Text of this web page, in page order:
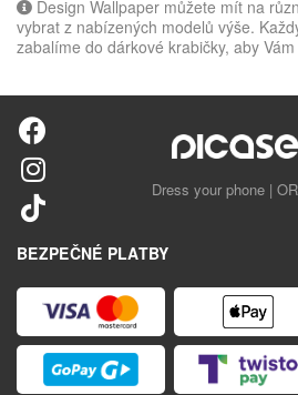
Design Wallpaper můžete mít na
vybrat z nabízených modelů výše.
zabalíme do dárkové krabičky, aby
Dress your phone |
BEZPEČNÉ PLATBY